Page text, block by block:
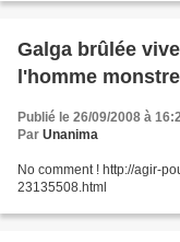
Galga brûlée
l'homme
Publié le 26/09/2008 à
Par Unanima
No comment ! http://agir-
23135508.html